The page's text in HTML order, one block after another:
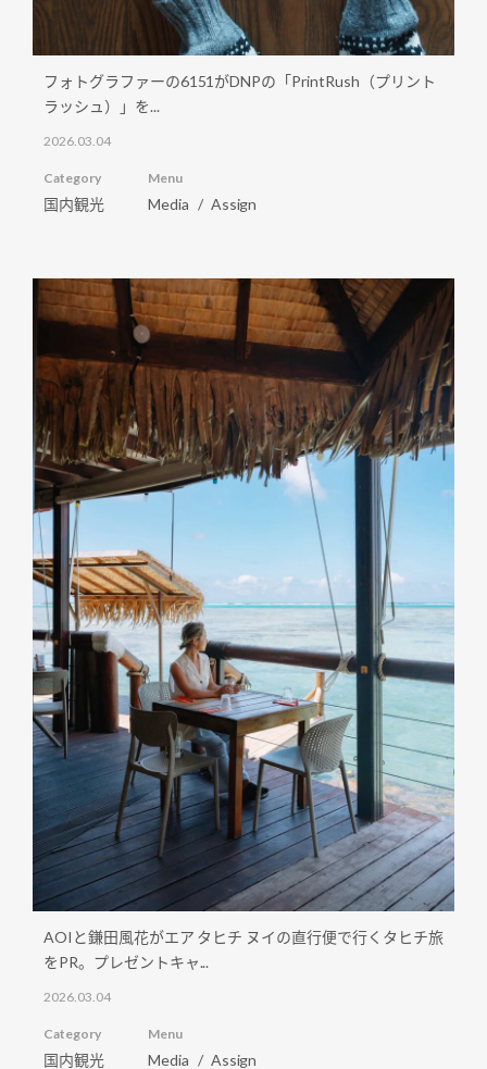
フォトグラファーの6151がDNPの「PrintRush（プリント
ラッシュ）」を...
2026.03.04
Category
国内観光
Menu
Media Assign
AOIと鎌田風花がエア タヒチ ヌイの直行便で行くタヒチ旅
をPR。プレゼントキャ...
2026.03.04
Category
国内観光
Menu
Media Assign